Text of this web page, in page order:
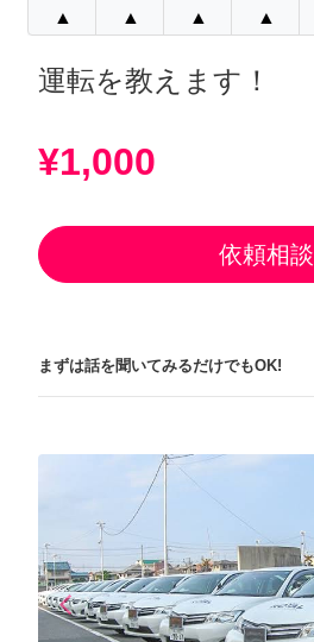
▲ ▲ ▲ ▲
運転を教えます！
¥1,000
依頼相談
まずは話を聞いてみるだけでもOK!
arrow_back_iosPrevious